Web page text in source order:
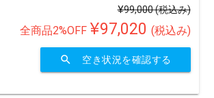
¥99,000(税込み)
全商品2%OFF ¥97,020 (税込み)
search 空き状況を確認する
撮影地2か所 撮影地3か所